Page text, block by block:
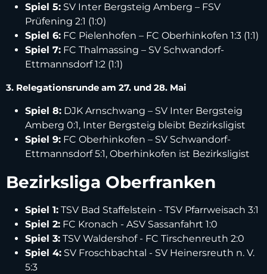
Spiel 5: SV Inter Bergsteig Amberg – FSV
Prüfening 2:1 (1:0)
Spiel 6: FC Pielenhofen – FC Oberhinkofen 1:3 (1:1)
Spiel 7: FC Thalmassing – SV Schwandorf-
Ettmannsdorf 1:2 (1:1)
3. Relegationsrunde am 27. und 28. Mai
Spiel 8: DJK Arnschwang – SV Inter Bergsteig
Amberg 0:1, Inter Bergsteig bleibt Bezirksligist
Spiel 9: FC Oberhinkofen – SV Schwandorf-
Ettmannsdorf 5:1, Oberhinkofen ist Bezirksligist
Bezirksliga Oberfranken
Spiel 1: TSV Bad Staffelstein - TSV Pfarrweisach 3:1
Spiel 2: FC Kronach - ASV Sassanfahrt 1:0
Spiel 3: TSV Waldershof - FC Tirschenreuth 2:0
Spiel 4: SV Froschbachtal - SV Heinersreuth n. V.
5:3